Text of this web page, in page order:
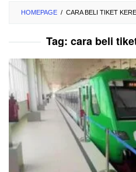
HOMEPAGE / CARA BELI TIKET
Tag: cara beli